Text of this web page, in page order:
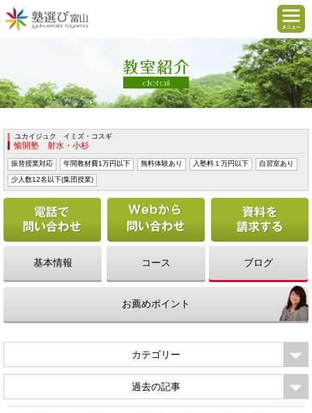
ユカイジュク イミズ・コスギ
愉開塾 射水・小杉
振替授業対応 年間教材費1万円以下 無料体験あり 入塾料１万円以下 自習室あり
少人数12名以下(集団授業)
電話で問い合わせる Webから問い合わせ
基本情報 コース ブログ
お薦めポイント
カテゴリー
過去の記事